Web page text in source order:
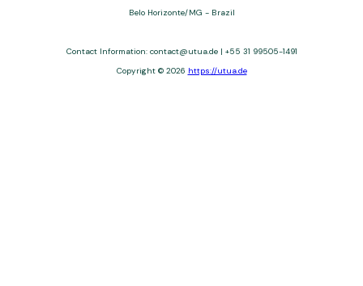
Belo Horizonte/MG - Brazil
Contact Information: contact@utua.de | +55 31 99505-1491
Copyright © 2026 https://utua.de